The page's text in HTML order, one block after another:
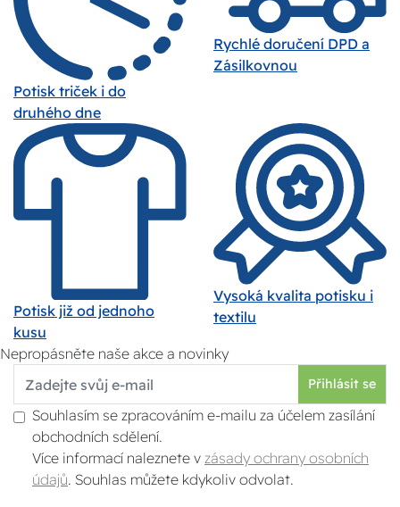
Potisk triček i do
druhého dne
Rychlé doručení DPD a
Zásilkovnou
Potisk již od jednoho
kusu
Vysoká kvalita potisku i
textilu
Nepropásněte naše akce a novinky
Přihlásit se
Souhlasím se zpracováním e-mailu za účelem zasílání
obchodních sdělení.
Více informací naleznete v zásady ochrany osobních
údajů . Souhlas můžete kdykoliv odvolat.